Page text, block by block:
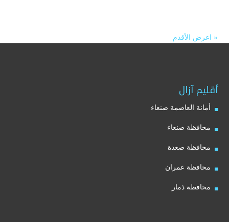
« اعرض الأقدم
أقليم آزال
أمانة العاصمة صنعاء
محافظة صنعاء
محافظة صعدة
محافظة عمران
محافظة ذمار